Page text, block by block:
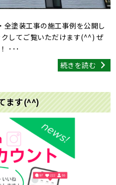
塗装工事の施工事例を公開し
してご覧いただけます(^^) ぜ
･･･
続きを読む
ます(^^)